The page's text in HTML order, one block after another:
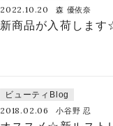
2022.10.20 森 優依奈
新商品が入荷します
ビューティBlog
2018.02.06 小谷野 忍